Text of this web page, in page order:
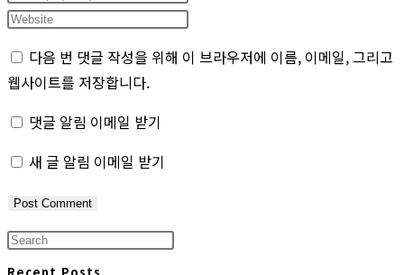
name
username
to
comment
your
address
to
comment
Enter
website
URL
(optional)
다음 번 댓글 작성을 위해 이 브라우저에 이름, 이메일, 그리고
웹사이트를 저장합니다.
댓글 알림 이메일 받기
새 글 알림 이메일 받기
Press